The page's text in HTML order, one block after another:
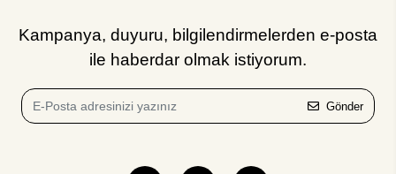
Kampanya, duyuru, bilgilendirmelerden e-posta
ile haberdar olmak istiyorum.
Gönder